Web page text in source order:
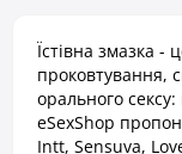
Їстівна змазка -
проковтування,
орального сексу:
eSexShop
Intt, Sensuva,